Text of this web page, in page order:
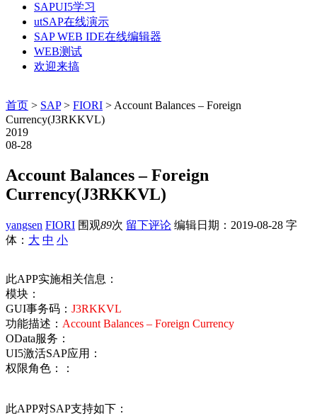
SAPUI5学习
utSAP在线演示
SAP WEB IDE在线编辑器
WEB测试
欢迎来搞
首页 > SAP> FIORI > Account Balances – Foreign
Currency(J3RKKVL)
2019
08-28
Account Balances – Foreign
Currency(J3RKKVL)
yangsen FIORI 围观89次 留下评论 编辑日期： 2019-08-28 字
体： 大 中 小
此APP实施相关信息：
模块：
GUI事务码： J3RKKVL
功能描述： Account Balances – Foreign Currency
OData服务：
UI5激活SAP应用：
权限角色：：
此APP对SAP支持如下：